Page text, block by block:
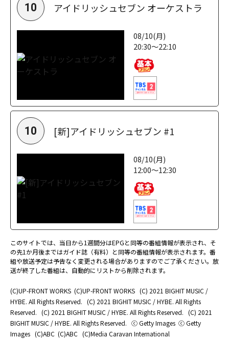
10 アイドリッシュセブン オーケストラ
08/10(月)
20:30～22:10
10 [新]アイドリッシュセブン #1
08/10(月)
12:00～12:30
このサイトでは、当日から1週間分はEPGと同等の番組情報が表示され、そ
の先1か月後まではガイド誌（有料）と同等の番組情報が表示されます。番
組や放送予定は予告なく変更される場合がありますのでご了承ください。放
送が終了した番組は、自動的にリストから削除されます。
(C)UP-FRONT WORKS (C)UP-FRONT WORKS (C) 2021 BIGHIT MUSIC /
HYBE. All Rights Reserved. (C) 2021 BIGHIT MUSIC / HYBE. All Rights
Reserved. (C) 2021 BIGHIT MUSIC / HYBE. All Rights Reserved. (C) 2021
BIGHIT MUSIC / HYBE. All Rights Reserved. ⓒ Getty Images ⓒ Getty
Images (C)ABC (C)ABC (C)Media Caravan International